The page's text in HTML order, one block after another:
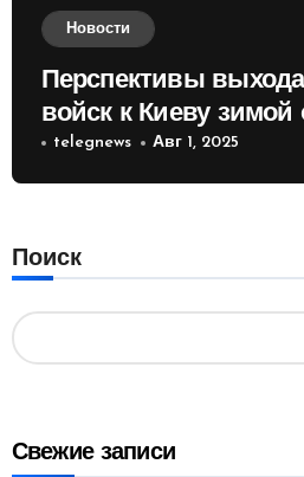
Новости
Перспективы
войск к Киеву зимой
России
telegnews Авг 1, 2025
Поиск
Свежие записи